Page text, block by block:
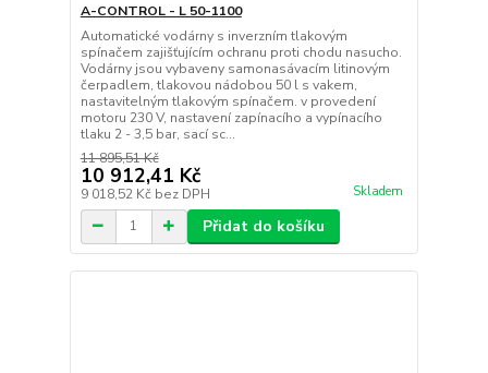
A-CONTROL - L 50-1100
Automatické vodárny s inverzním tlakovým
spínačem zajišťujícím ochranu proti chodu nasucho.
Vodárny jsou vybaveny samonasávacím litinovým
čerpadlem, tlakovou nádobou 50 l s vakem,
nastavitelným tlakovým spínačem. v provedení
motoru 230 V, nastavení zapínacího a vypínacího
tlaku 2 - 3,5 bar, sací sc...
11 895,51 Kč
10 912,41 Kč
9 018,52 Kč bez DPH Skladem
Přidat do košíku